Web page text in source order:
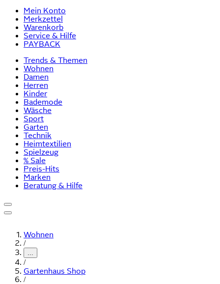
Mein Konto
Merkzettel
Warenkorb
Service & Hilfe
PAYBACK
Trends & Themen
Wohnen
Damen
Herren
Kinder
Bademode
Wäsche
Sport
Garten
Technik
Heimtextilien
Spielzeug
% Sale
Preis-Hits
Marken
Beratung & Hilfe
Wohnen
/
...
/
Gartenhaus Shop
/